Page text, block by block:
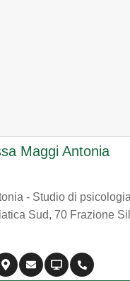
Maggi Antonia
- Studio di
Sud, 70 Frazione